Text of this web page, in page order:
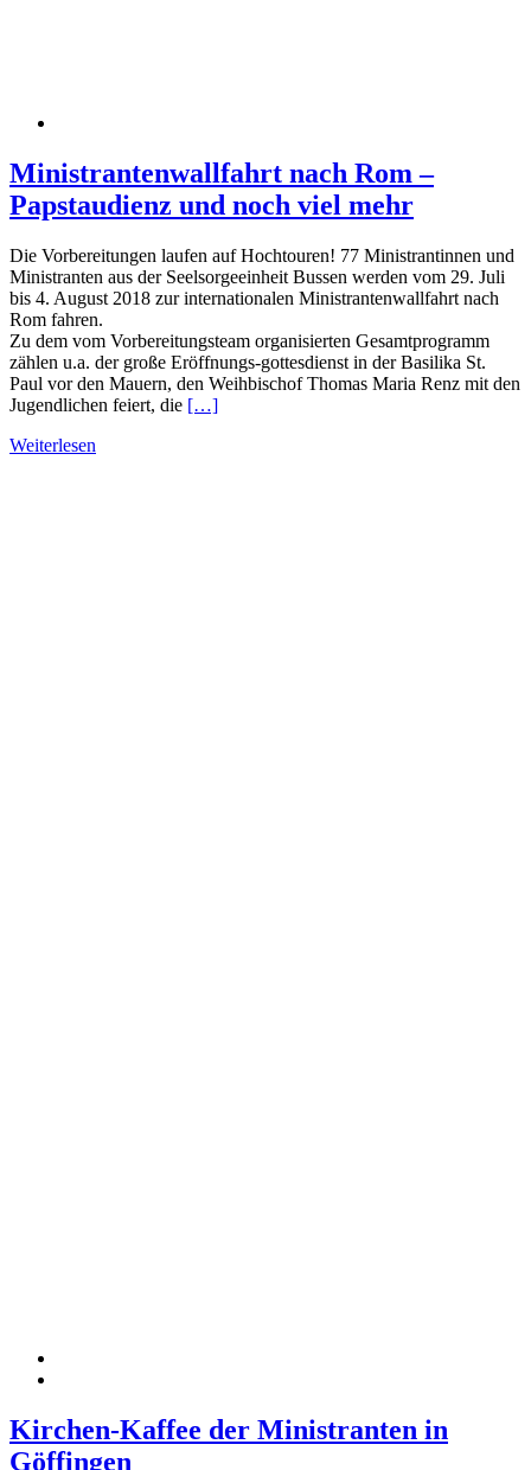
Ministrantenwallfahrt nach Rom –
Papstaudienz und noch viel mehr
Die Vorbereitungen laufen auf Hochtouren! 77 Ministrantinnen und
Ministranten aus der Seelsorgeeinheit Bussen werden vom 29. Juli
bis 4. August 2018 zur internationalen Ministrantenwallfahrt nach
Rom fahren.
Zu dem vom Vorbereitungsteam organisierten Gesamtprogramm
zählen u.a. der große Eröffnungs-gottesdienst in der Basilika St.
Paul vor den Mauern, den Weihbischof Thomas Maria Renz mit den
Jugendlichen feiert, die […]
Weiterlesen
Kirchen-Kaffee der Ministranten in
Göffingen